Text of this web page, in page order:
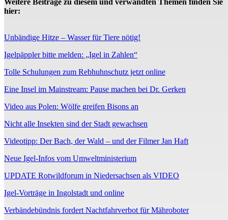
Weitere Beiträge zu diesem und verwandten Themen finden Sie
hier:
Unbändige Hitze – Wasser für Tiere nötig!
Igelpäppler bitte melden: „Igel in Zahlen“
Tolle Schulungen zum Rebhuhnschutz jetzt online
Eine Insel im Mainstream: Pause machen bei Dr. Gerken
Video aus Polen: Wölfe greifen Bisons an
Nicht alle Insekten sind der Stadt gewachsen
Videotipp: Der Bach, der Wald – und der Filmer Jan Haft
Neue Igel-Infos vom Umweltministerium
UPDATE Rotwildforum in Niedersachsen als VIDEO
Igel-Vorträge in Ingolstadt und online
Verbändebündnis fordert Nachtfahrverbot für Mähroboter